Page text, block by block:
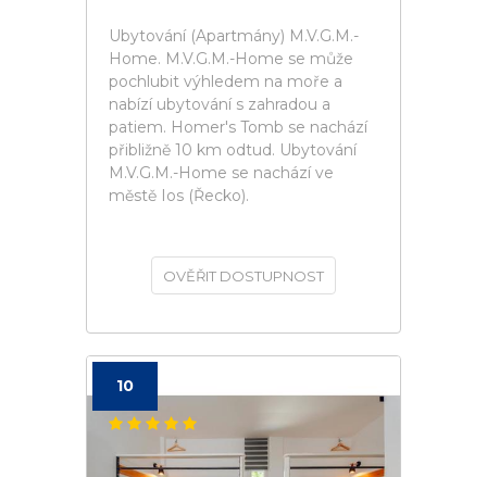
Ubytování (Apartmány) M.V.G.M.-
Home. M.V.G.M.-Home se může
pochlubit výhledem na moře a
nabízí ubytování s zahradou a
patiem. Homer's Tomb se nachází
přibližně 10 km odtud. Ubytování
M.V.G.M.-Home se nachází ve
městě Ios (Řecko).
OVĚŘIT DOSTUPNOST
10